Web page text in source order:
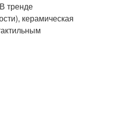
тренде
керамическая